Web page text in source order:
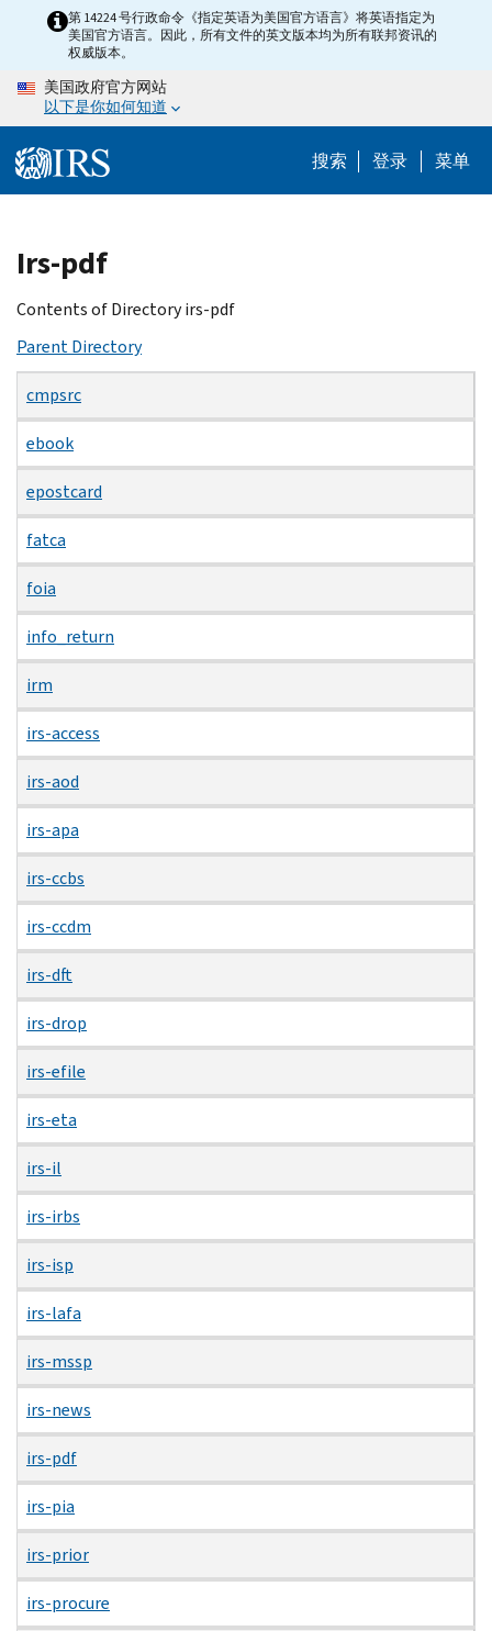
content
第 14224 号行政命令《指定英语为美国官方语言》将英语指定为
美国官方语言。因此，所有文件的英文版本均为所有联邦资讯的
权威版本。
美国政府官方网站
以下是你如何知道
搜索 登录 菜单
Beginning
of
main
Irs-pdf
Contents of Directory irs-pdf
Parent Directory
cmpsrc
ebook
epostcard
fatca
foia
info_return
irm
irs-access
irs-aod
irs-apa
irs-ccbs
irs-ccdm
irs-dft
irs-drop
irs-efile
irs-eta
irs-il
irs-irbs
irs-isp
irs-lafa
irs-mssp
irs-news
irs-pdf
irs-pia
irs-prior
irs-procure